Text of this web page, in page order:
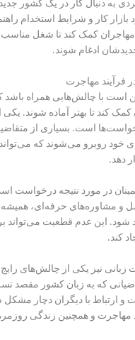
به دنبال کار در یک کشور
بازار کار و شرایط استخدام
مهاجران کمک کند تا شغل مناسب
ادغام شوند.
است با چالش‌هایی همراه باشد
کمک کند تا بهتر آماده شوند. یکی
است. بسیاری از
روبرو می‌شوند که می‌تواند
دهد.
در مورد نتیجه درخواست
و مشاوره‌های حرفه‌ای، همیشه
شود. این عدم قطعیت می‌تواند
کند.
زبانی نیز یکی از چالش‌های رایج
که به زبان کشور مقصد
و ارتباط با دیگران دچار مشکل
مهاجرت و همچنین زندگی روزمره